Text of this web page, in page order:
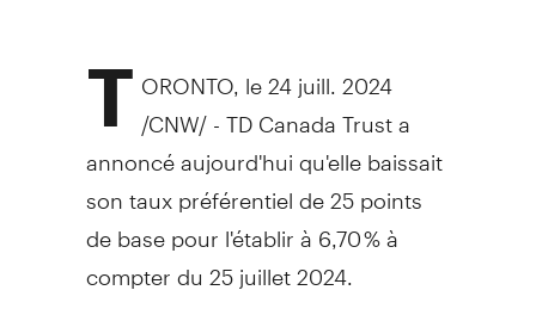
T ORONTO le 24 juill. 2024
/CNW/ - TD Canada Trust a
annoncé aujourd'hui qu'elle baissait
son taux préférentiel de 25 points
de base pour l'établir à 6,70 % à
compter du 25 juillet 2024.